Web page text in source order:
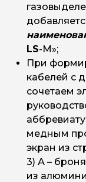
185-400
eks-
LS-M»;
При
кабелей с
сочетаем
медным
экран из
3) А –
из